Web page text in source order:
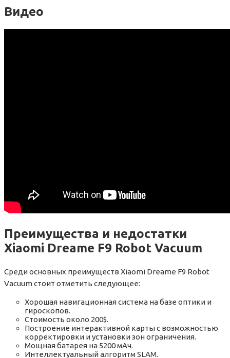
Видео
Преимущества и недостатки
Xiaomi Dreame F9 Robot Vacuum
Среди основных преимуществ Xiaomi Dreame F9 Robot
Vacuum стоит отметить следующее:
Хорошая навигационная система на базе оптики и
гироскопов.
Стоимость около 200$.
Построение интерактивной карты с возможностью
корректировки и установки зон ограничения.
Мощная батарея на 5200 мАч.
Интеллектуальный алгоритм SLAM.